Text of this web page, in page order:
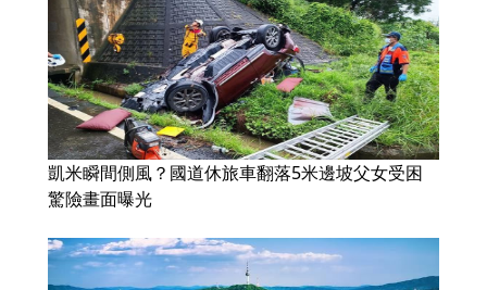
凱米瞬間側風？國道休旅車翻落5米邊坡父女受困
驚險畫面曝光